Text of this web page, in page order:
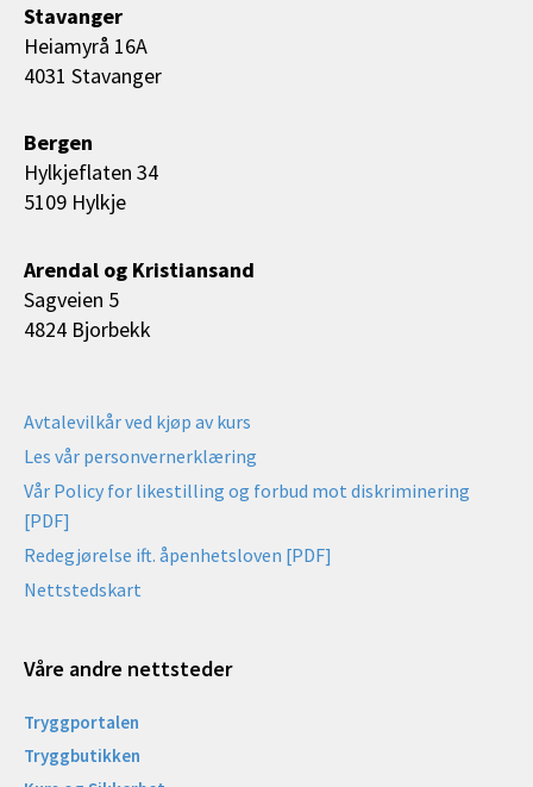
Stavanger
Heiamyrå 16A
4031 Stavanger
Bergen
Hylkjeflaten 34
5109 Hylkje
Arendal og Kristiansand
Sagveien 5
4824 Bjorbekk
Avtalevilkår ved kjøp av kurs
Les vår personvernerklæring
Vår Policy for likestilling og forbud mot diskriminering
[PDF]
Redegjørelse ift. åpenhetsloven [PDF]
Nettstedskart
Våre andre nettsteder
Tryggportalen
Tryggbutikken